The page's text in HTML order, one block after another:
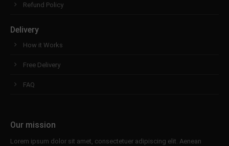
Refund Policy
Delivery
How it Works
Free Delivery
FAQ
Our mission
Lorem ipsum dolor sit amet, consectetuer adipiscing elit. Aenean